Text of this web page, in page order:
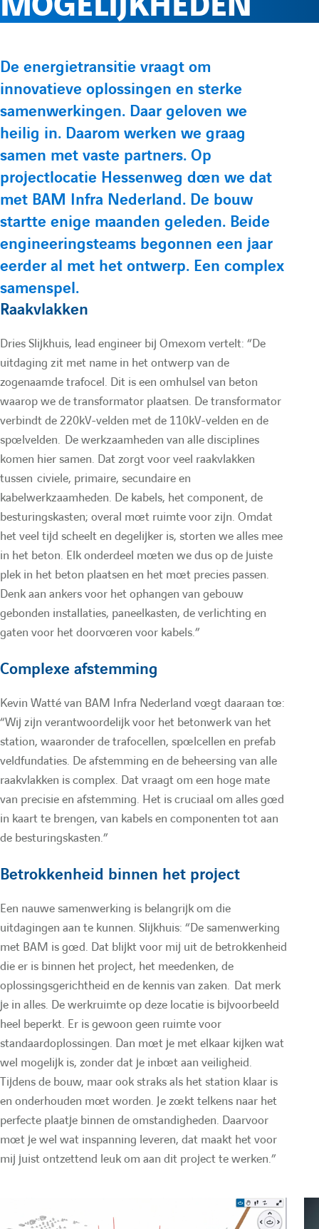
p
e
L
i
k
e
d
i
n
O
m
e
x
o
m
N
L
N
e
w
p
e
Y
o
t
u
b
e
d
m
e
x
o
m
N
L
N
e
w
f
o
r
u
l
a
r
e
d
e
c
h
c
h
P
r
é
s
e
n
t
a
i
o
:
De energietransitie vraagt om
innovatieve oplossingen en sterke
samenwerkingen. Daar geloven we
heilig in. Daarom werken we graag
samen met vaste partners. Op
projectlocatie Hessenweg doen we dat
met BAM Infra Nederland. De bouw
startte enige maanden geleden. Beide
engineeringsteams begonnen een jaar
eerder al met het ontwerp. Een complex
samenspel.
Raakvlakken
Dries Slijkhuis, lead engineer bij Omexom vertelt: “De
uitdaging zit met name in het ontwerp van de
zogenaamde trafocel. Dit is een omhulsel van beton
waarop we de transformator plaatsen. De transformator
verbindt de 220kV-velden met de 110kV-velden en de
spoelvelden. De werkzaamheden van alle disciplines
komen hier samen. Dat zorgt voor veel raakvlakken
tussen civiele, primaire, secundaire en
kabelwerkzaamheden. De kabels, het component, de
besturingskasten; overal moet ruimte voor zijn. Omdat
het veel tijd scheelt en degelijker is, storten we alles mee
in het beton. Elk onderdeel moeten we dus op de juiste
plek in het beton plaatsen en het moet precies passen.
Denk aan ankers voor het ophangen van gebouw
gebonden installaties, paneelkasten, de verlichting en
gaten voor het doorvoeren voor kabels.”
Complexe afstemming
Kevin Watté van BAM Infra Nederland voegt daaraan toe:
“Wij zijn verantwoordelijk voor het betonwerk van het
station, waaronder de trafocellen, spoelcellen en prefab
veldfundaties. De afstemming en de beheersing van alle
raakvlakken is complex. Dat vraagt om een hoge mate
van precisie en afstemming. Het is cruciaal om alles goed
in kaart te brengen, van kabels en componenten tot aan
de besturingskasten.”
Betrokkenheid binnen het project
Een nauwe samenwerking is belangrijk om die
uitdagingen aan te kunnen. Slijkhuis: “De samenwerking
met BAM is goed. Dat blijkt voor mij uit de betrokkenheid
die er is binnen het project, het meedenken, de
oplossingsgerichtheid en de kennis van zaken. Dat merk
je in alles. De werkruimte op deze locatie is bijvoorbeeld
heel beperkt. Er is gewoon geen ruimte voor
standaardoplossingen. Dan moet je met elkaar kijken wat
wel mogelijk is, zonder dat je inboet aan veiligheid.
Tijdens de bouw, maar ook straks als het station klaar is
en onderhouden moet worden. Je zoekt telkens naar het
perfecte plaatje binnen de omstandigheden. Daarvoor
moet je wel wat inspanning leveren, dat maakt het voor
mij juist ontzettend leuk om aan dit project te werken.”